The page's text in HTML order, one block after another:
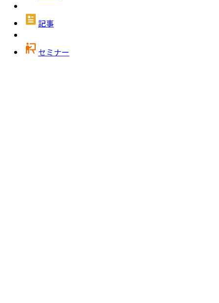
記事
セミナー